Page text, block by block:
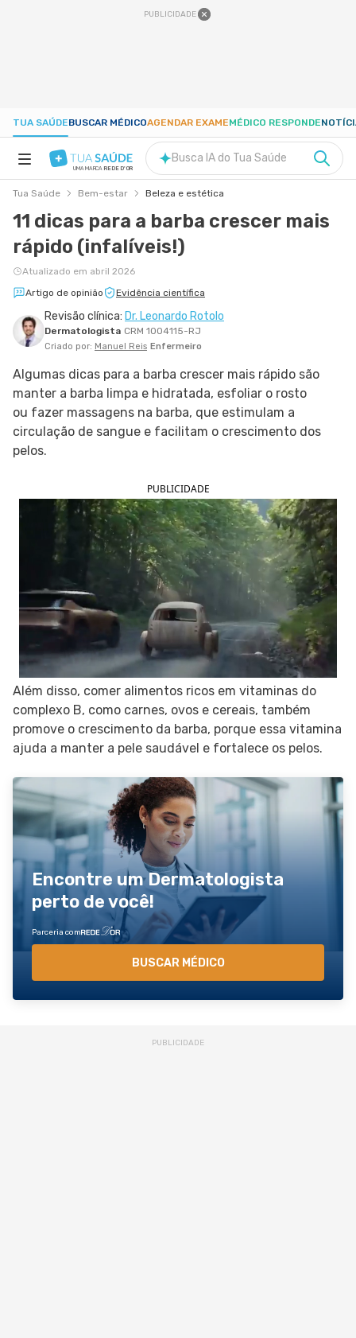
PUBLICIDADE
TUA SAÚDEBUSCAR MÉDICOAGENDAR EXAMEMÉDICO RESPONDE
NUTRIÇÃO
GRAVIDEZ
BEM-ESTAR
SIGA O TUA SAÚDE NAS REDES SOCIAIS
UMA MARCA REDE D'OR
Busca IA do Tua Saúde
Tua Saúde Bem-estar Beleza e estética
11 dicas para a barba crescer mais
rápido (infalíveis!)
Atualizado em abril 2026
Artigo de opinião
Evidência científica
Revisão clínica: Dr. Leonardo Rotolo
Dermatologista CRM 1004115-RJ
Criado por: Manuel Reis Enfermeiro
Algumas dicas para a barba crescer mais rápido são
manter a barba limpa e hidratada, esfoliar o rosto
ou fazer massagens na barba, que estimulam a
circulação de sangue e facilitam o crescimento dos
pelos.
PUBLICIDADE
Além disso, comer alimentos ricos em vitaminas do
complexo B, como carnes, ovos e cereais, também
promove o crescimento da barba, porque essa vitamina
ajuda a manter a pele saudável e fortalece os pelos.
Encontre um Dermatologista
perto de você!
Parceria com
BUSCAR MÉDICO